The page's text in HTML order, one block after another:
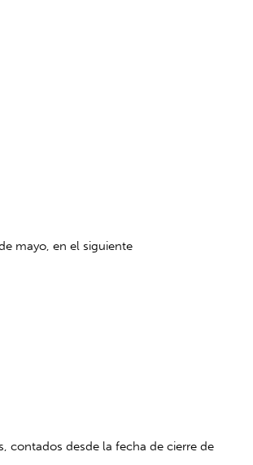
mayo, en el siguiente
contados desde la fecha de cierre de